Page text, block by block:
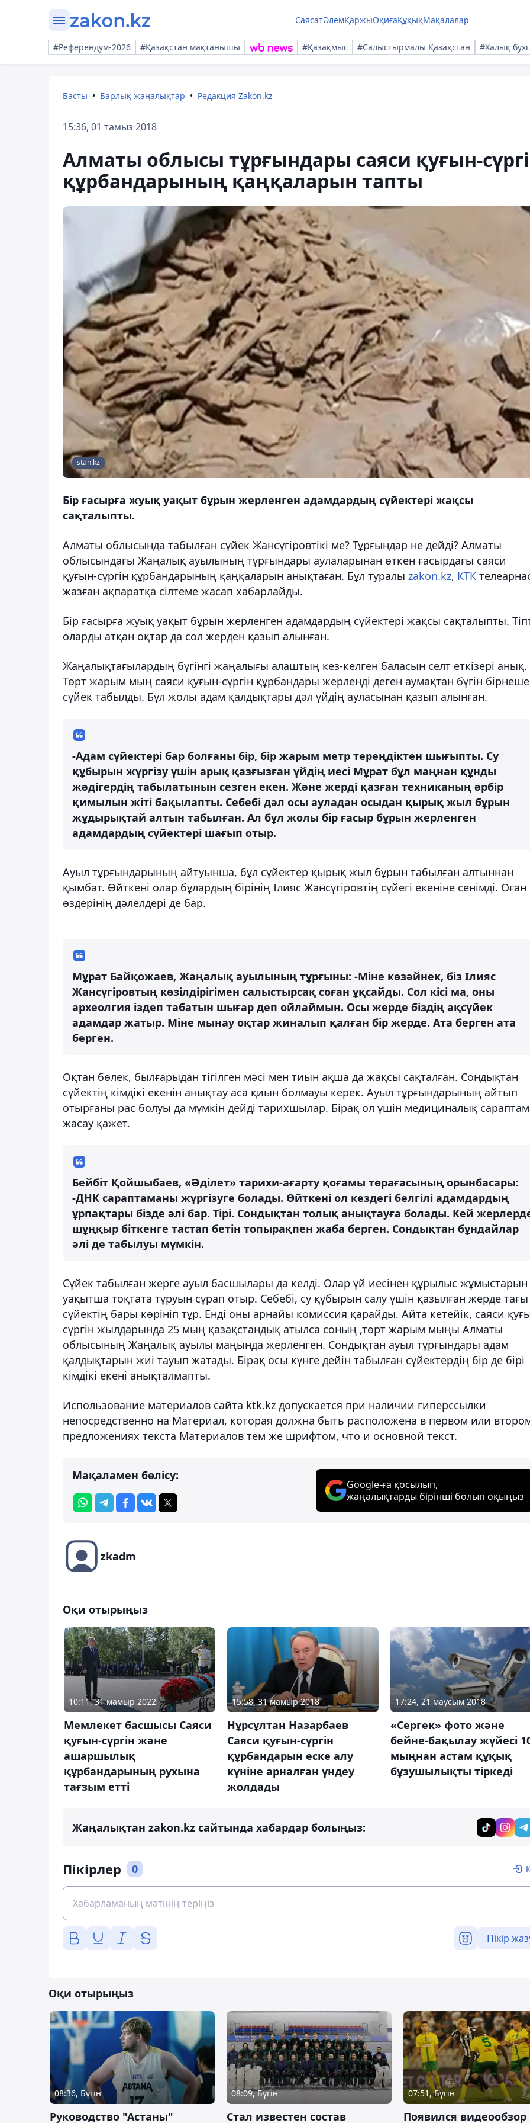
СаясатӘлемҚаржыОқиғаҚұқықМақалалар
#Референдум-2026 #Қазақстан мақтанышы #Қазақмыс #Салыстырмалы Қазақстан #Халық
Басты Барлық жаңалықтар Редакция Zakon.kz
15:36, 01 тамыз 2018
Алматы облысы тұрғындары саяси қуғын-
құрбандарының қаңқаларын тапты
stan.kz
Бір ғасырға жуық уақыт бұрын жерленген адамдардың сүйектері жақсы
сақталыпты.
Алматы облысында табылған сүйек Жансүгіровтікі ме? Тұрғындар не дейді? Алматы
облысындағы Жаңалық ауылының тұрғындары аулаларынан өткен ғасырдағы саяси
қуғын-сүргін құрбандарының қаңқаларын анықтаған. Бұл туралы zakon.kz, КТК
жазған ақпаратқа сілтеме жасап хабарлайды.
Бір ғасырға жуық уақыт бұрын жерленген адамдардың сүйектері жақсы сақталыпты.
оларды атқан оқтар да сол жерден қазып алынған.
Жаңалықтағылардың бүгінгі жаңалығы алаштың кез-келген баласын селт еткізері анық.
Төрт жарым мың саяси қуғын-сүргін құрбандары жерленді деген аумақтан бүгін бірнеше
сүйек табылды. Бұл жолы адам қалдықтары дәл үйдің ауласынан қазып алынған.
-Адам сүйектері бар болғаны бір, бір жарым метр тереңдіктен шығыпты. Су
құбырын жүргізу үшін арық қазғызған үйдің иесі Мұрат бұл маңнан құнды
жәдігердің табылатынын сезген екен. Және жерді қазған техниканың әрбір
қимылын жіті бақылапты. Себебі дәл осы ауладан осыдан қырық жыл бұрын
жұдырықтай алтын табылған. Ал бұл жолы бір ғасыр бұрын жерленген
адамдардың сүйектері шағып отыр.
Ауыл тұрғындарының айтуынша, бұл сүйектер қырық жыл бұрын табылған алтыннан
қымбат. Өйткені олар бұлардың бірінің Ілияс Жансүгіровтің сүйегі екеніне сенімді. Оған
өздерінің дәлелдері де бар.
Мұрат Байқожаев, Жаңалық ауылының тұрғыны: -Міне көзәйнек, біз Ілияс
Жансүгіровтың көзілдірігімен салыстырсақ соған ұқсайды. Сол кісі ма, оны
археолгия іздеп табатын шығар деп ойлаймын. Осы жерде біздің ақсүйек
адамдар жатыр. Міне мынау оқтар жиналып қалған бір жерде. Ата берген ата
берген.
Оқтан бөлек, былғарыдан тігілген мәсі мен тиын ақша да жақсы сақталған. Сондықтан
сүйектің кімдікі екенін анықтау аса қиын болмауы керек. Ауыл тұрғындарының айтып
отырғаны рас болуы да мүмкін дейді тарихшылар. Бірақ ол үшін медициналық
жасау қажет.
Бейбіт Қойшыбаев, «Әділет» тарихи-ағарту қоғамы төрағасының орынбасары:
-ДНК сараптаманы жүргізуге болады. Өйткені ол кездегі белгілі адамдардың
ұрпақтары бізде әлі бар. Тірі. Сондықтан толық анықтауға болады. Кей
шұңқыр біткенге тастап бетін топырақпен жаба берген. Сондықтан бұндайлар
әлі де табылуы мүмкін.
Сүйек табылған жерге ауыл басшылары да келді. Олар үй иесінен құрылыс жұмыстарын
уақытша тоқтата тұруын сұрап отыр. Себебі, су құбырын салу үшін қазылған жерде
сүйектің бары көрініп тұр. Енді оны арнайы комиссия қарайды. Айта кетейік, саяси
сүргін жылдарында 25 мың қазақстандық атылса соның ,төрт жарым мыңы Алматы
облысының Жаңалық ауылы маңында жерленген. Сондықтан ауыл тұрғындары адам
қалдықтарын жиі тауып жатады. Бірақ осы күнге дейін табылған сүйектердің бір де бірі
кімдікі екені анықталмапты.
Использование материалов сайта ktk.kz допускается при наличии гиперссылки
непосредственно на Материал, которая должна быть расположена в первом или
предложениях текста Материалов тем же шрифтом, что и основной текст.
Мақаламен бөлісу:
Google-ға қосылып,
жаңалықтарды бірінші болып оқыңыз
zkadm
Оқи отырыңыз
10:11, 31 мамыр 2022
Мемлекет басшысы Саяси
қуғын-сүргін және
ашаршылық
құрбандарының рухына
тағзым етті
15:58, 31 мамыр 2018
Нұрсұлтан Назарбаев
Саяси қуғын-сүргін
құрбандарын еске алу
күніне арналған үндеу
жолдады
17:24, 21 маусым 2018
«Сергек» фото және
бейне-бақылау жүйесі
мыңнан астам құқық
бұзушылықты тіркеді
Жаңалықтан zakon.kz сайтында хабардар болыңыз:
Пікірлер 0
Пікір
Оқи отырыңыз
08:36, Бүгін
Руководство "Астаны"
08:09, Бүгін
Стал известен состав
07:51, Бүгін
Появился